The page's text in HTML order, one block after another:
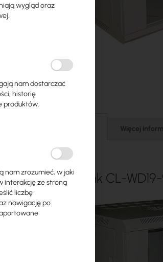
Przejdź
na
Więcej
CATlink CL-
wygląd oraz
nam dostarczać
historię
produktów.
nam zrozumieć, w jaki
interakcję ze stroną
liczbę
nawigację po